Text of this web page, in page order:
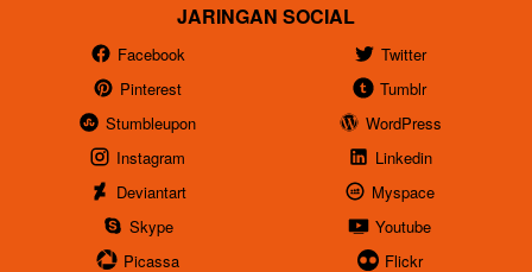
JARINGAN SOCIAL
Facebook
Twitter
Pinterest
Tumblr
Stumbleupon
WordPress
Instagram
Linkedin
Deviantart
Myspace
Skype
Youtube
Picassa
Flickr